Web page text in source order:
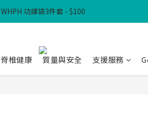
滿$300免本地運費
WHPH 功課袋3件套 - $100
脊椎健康 質量與安全 支援服務